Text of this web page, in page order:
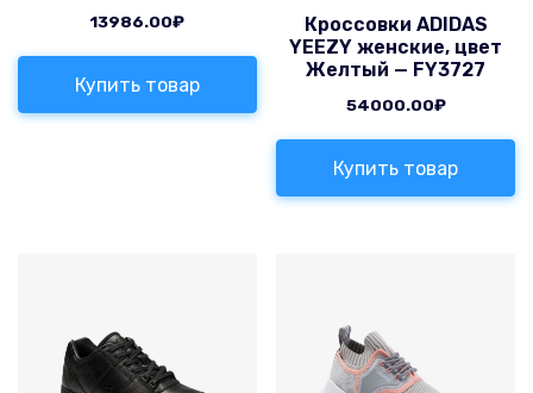
13986.00₽
Купить товар
Кроссовки ADIDAS
YEEZY женские, цвет
Желтый — FY3727
54000.00₽
Купить товар